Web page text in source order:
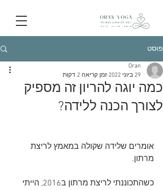
פוסט
כמה יוגה להריון זה מספיק
לצורך הכנה ללידה?
Oran
29 ביוני 2022
זמן קריאה 2 דקות
אומרים שלידה שקולה במאמץ לריצת
מרתון.
כשהתכוננתי לריצת מרתון ב2016, הייתי